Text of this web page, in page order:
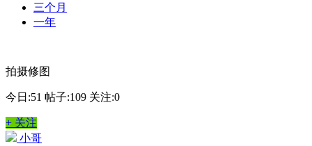
三个月
一年
拍摄修图
今日:51 帖子:109 关注:0
+ 关注
小哥